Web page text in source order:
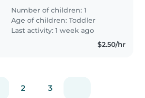
buscando a una niñera de
confianza que pueda cuidar a
nuestra niña energética y
curiosa. Nos interesa..
Number of children: 1
Age of children:Toddler
Last activity: 1 week ago
$2.50/hr
2 3